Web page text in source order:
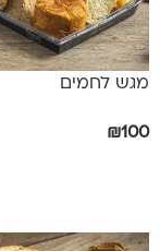
מגש לחמים
₪100